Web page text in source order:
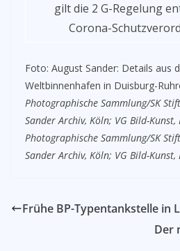
gilt die 2 G-Regelung
Corona-
Foto: August Sander: Details aus
Weltbinnenhafen in Duisburg-
Photographische Sammlung/SK
Sander Archiv, Köln; VG Bild-
Photographische Sammlung/SK
Sander Archiv, Köln; VG Bild-Kunst,
Frühe BP-Typentankstelle in
Der